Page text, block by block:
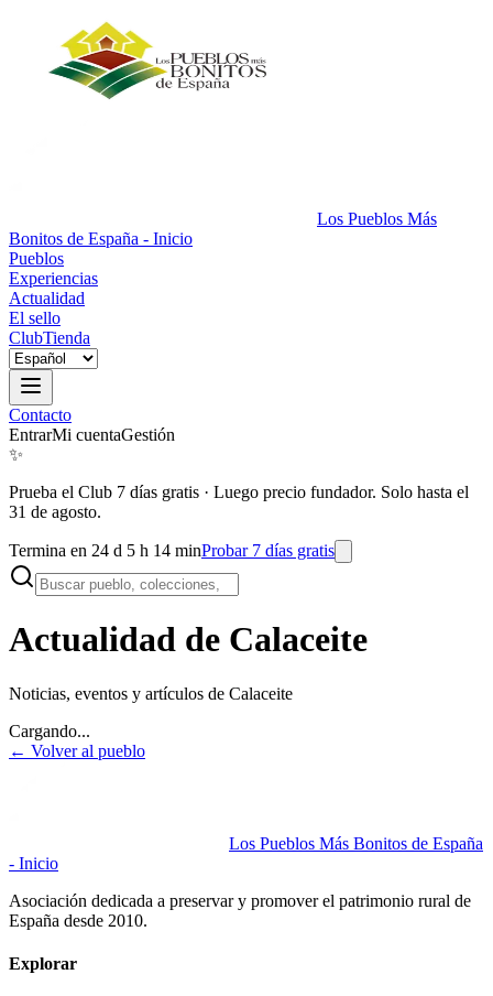
Los Pueblos Más
Bonitos de España - Inicio
Pueblos
Experiencias
Actualidad
El sello
ClubTienda
Contacto
EntrarMi cuentaGestión
✨
Prueba el Club 7 días gratis · Luego precio fundador. Solo hasta el
31 de agosto.
Termina en 24 d 5 h 14 minProbar 7 días gratis
Actualidad de Calaceite
Noticias, eventos y artículos de Calaceite
Cargando...
← Volver al pueblo
Los Pueblos Más Bonitos de España
- Inicio
Asociación dedicada a preservar y promover el patrimonio rural de
España desde 2010.
Explorar